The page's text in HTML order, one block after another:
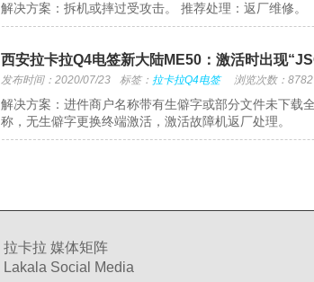
解决方案：拆机或摔过受攻击。 推荐处理：返厂维修。
西安拉卡拉Q4电签新大陆ME50：激活时出现
发布时间：2020/07/23 标签： 拉卡拉Q4电签 浏览次数：8782
解决方案：进件商户名称带有生僻字或部分文件未下载
称，无生僻字更换终端激活，激活故障机返厂处理。
拉卡拉 媒体矩阵
Lakala Social Media